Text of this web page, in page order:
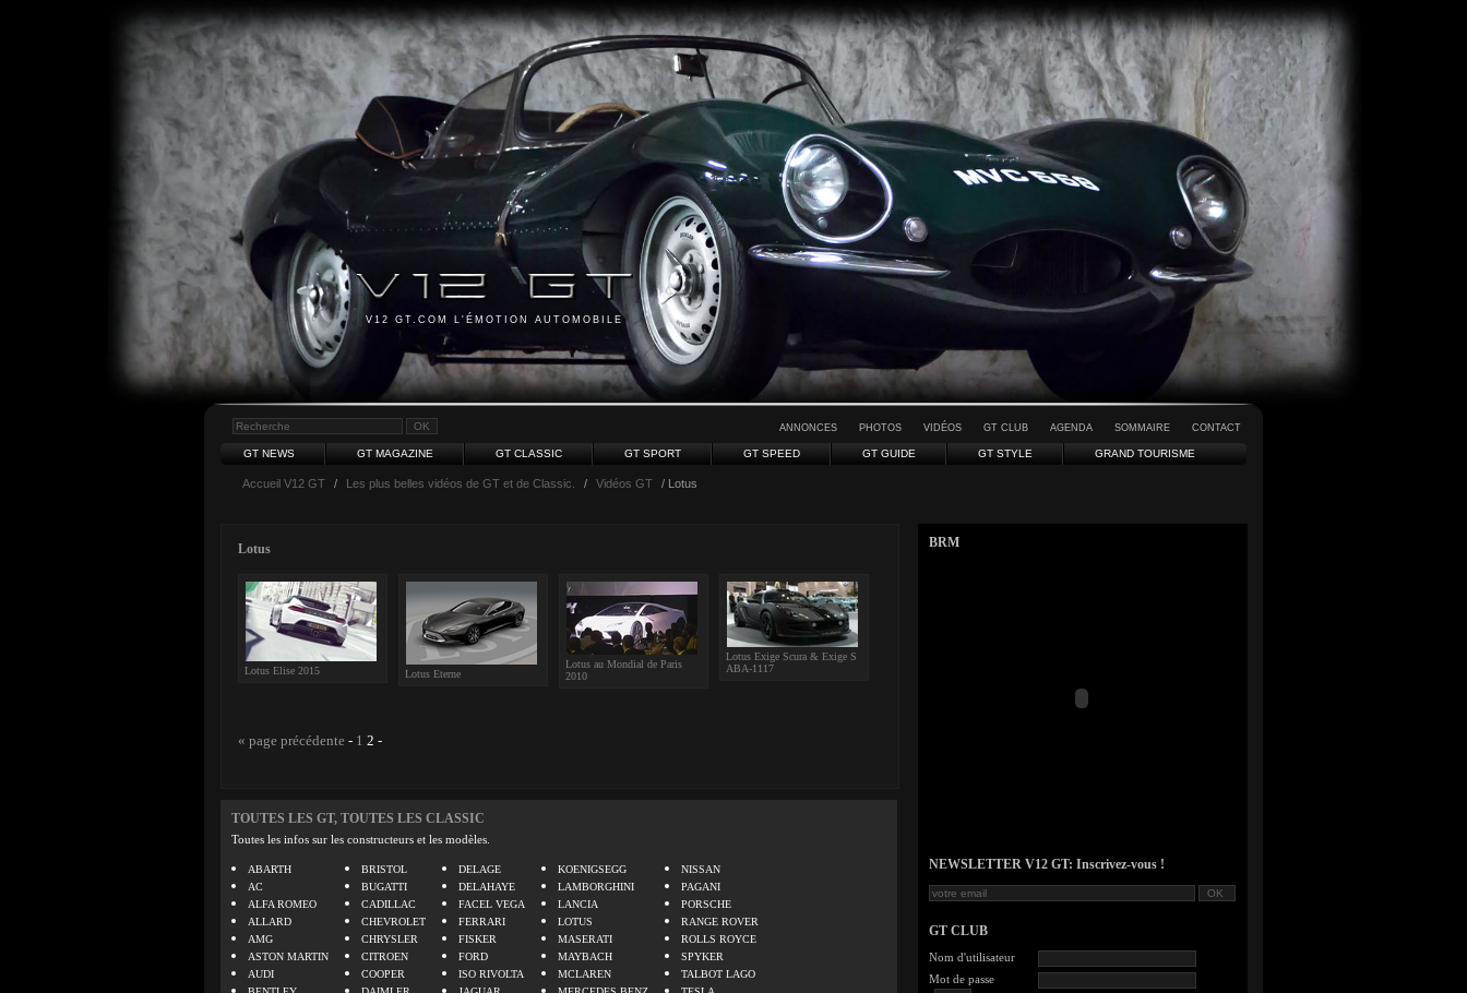
V12 GT.COM L'ÉMOTION AUTOMOBILE
ANNONCES PHOTOS VIDÉOS GT CLUB AGENDA SOMMAIRE CONTACT
GT NEWS GT MAGAZINE GT CLASSIC GT SPORT GT SPEED GT GUIDE GT STYLE GRAND TOURISME
Accueil V12 GT / Les plus belles vidéos de GT et de Classic. / Vidéos GT / Lotus
Lotus
Lotus Elise 2015 Lotus Eterne
Lotus au Mondial de Paris
2010
Lotus Exige Scura & Exige S
ABA-1117
« page précédente - 1 2 -
TOUTES LES GT, TOUTES LES CLASSIC
Toutes les infos sur les constructeurs et les modèles.
ABARTH
AC
ALFA ROMEO
ALLARD
AMG
ASTON MARTIN
AUDI
BRISTOL
BUGATTI
CADILLAC
CHEVROLET
CHRYSLER
CITROEN
COOPER
DELAGE
DELAHAYE
FACEL VEGA
FERRARI
FISKER
FORD
ISO RIVOLTA
KOENIGSEGG
LAMBORGHINI
LANCIA
LOTUS
MASERATI
MAYBACH
MCLAREN
NISSAN
PAGANI
PORSCHE
RANGE ROVER
ROLLS ROYCE
SPYKER
TALBOT LAGO
BRM
NEWSLETTER V12 GT: Inscrivez-vous !
GT CLUB
Nom d'utilisateur
Mot de passe